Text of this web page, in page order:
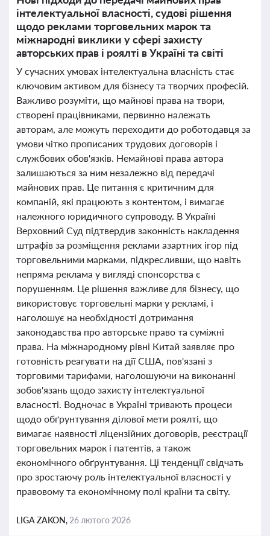
інтелектуальної власності, судові рішення
щодо реклами торговельних марок та
міжнародні виклики у сфері захисту
авторських прав і роялті в Україні та світі
У сучасних умовах інтелектуальна власність стає
ключовим активом для бізнесу та творчих професій.
Важливо розуміти, що майнові права на твори,
створені працівниками, первинно належать
авторам, але можуть переходити до роботодавця за
умови чітко прописаних трудових договорів і
службових обов'язків. Немайнові права автора
залишаються за ним незалежно від передачі
майнових прав. Це питання є критичним для
компаній, які працюють з контентом, і вимагає
належного юридичного супроводу. В Україні
Верховний Суд підтвердив законність накладення
штрафів за розміщення реклами азартних ігор під
торговельними марками, підкресливши, що навіть
непряма реклама у вигляді спонсорства є
порушенням. Це рішення важливе для бізнесу, що
використовує торговельні марки у рекламі, і
наголошує на необхідності дотримання
законодавства про авторське право та суміжні
права. На міжнародному рівні Китай заявляє про
готовність реагувати на дії США, пов'язані з
торговими тарифами, наголошуючи на виконанні
зобов'язань щодо захисту інтелектуальної
власності. Водночас в Україні тривають процеси
щодо обґрунтування ділової мети роялті, що
вимагає наявності ліцензійних договорів, реєстрації
торговельних марок і патентів, а також
економічного обґрунтування. Ці тенденції свідчать
про зростаючу роль інтелектуальної власності у
правовому та економічному полі країни та світу.
LIGA ZAKON, 26 лютого 2026